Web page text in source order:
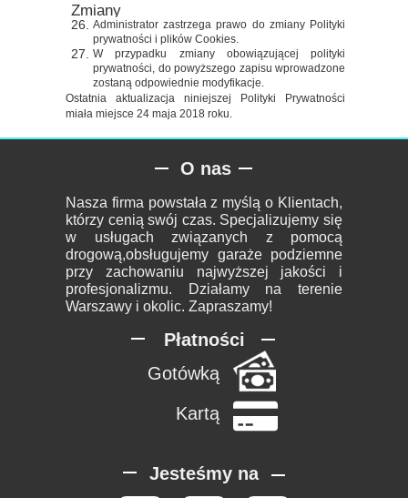
Kartą
Gotówką
Płatności
Jesteśmy na
Nasza firma powstała z myślą o Klientach,
którzy cenią swój czas. Specjalizujemy się
w usługach związanych z pomocą
drogową,obsługujemy garaże podziemne
przy zachowaniu najwyższej jakości i
profesjonalizmu. Działamy na terenie
Warszawy i okolic. Zapraszamy!
O nas
Zmiany
Administrator zastrzega prawo do zmiany Polityki
prywatności i plików Cookies.
W przypadku zmiany obowiązującej polityki
prywatności, do powyższego zapisu wprowadzone
zostaną odpowiednie modyfikacje.
Ostatnia aktualizacja niniejszej Polityki Prywatności
miała miejsce 24 maja 2018 roku.